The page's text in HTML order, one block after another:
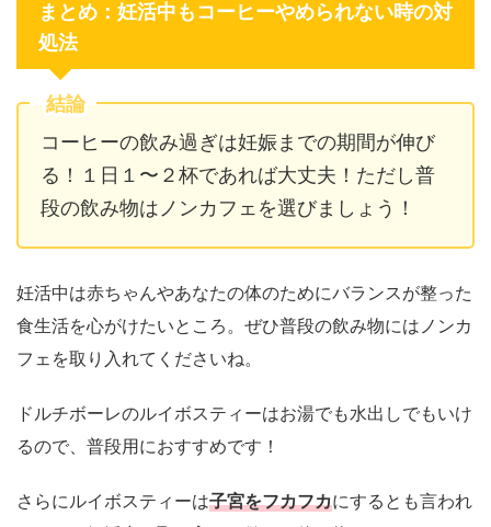
まとめ：妊活中もコーヒーやめられない時の対
処法
結論
コーヒーの飲み過ぎは妊娠までの期間が伸び
る！１日１〜２杯であれば大丈夫！ただし普
段の飲み物はノンカフェを選びましょう！
妊活中は赤ちゃんやあなたの体のためにバランスが整った
食生活を心がけたいところ。ぜひ普段の飲み物にはノンカ
フェを取り入れてくださいね。
ドルチボーレのルイボスティーはお湯でも水出しでもいけ
るので、普段用におすすめです！
さらにルイボスティーは子宮をフカフカにするとも言われ